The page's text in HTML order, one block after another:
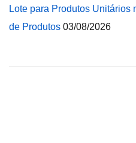
Lote para Produtos Unitários
de Produtos 03/08/2026